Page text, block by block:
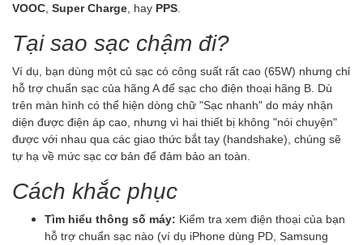
VOOC Super Charge , hay PPS
Tại sao sạc chậm đi?
Ví dụ, bạn dùng một củ sạc có công suất rất cao (65W) nhưng chỉ
hỗ trợ chuẩn sạc của hãng A để sạc cho điện thoại hãng B. Dù
trên màn hình có thể hiện dòng chữ "Sạc nhanh" do máy nhận
diện được điện áp cao, nhưng vì hai thiết bị không "nói chuyện"
được với nhau qua các giao thức bắt tay (handshake), chúng sẽ
tự hạ về mức sạc cơ bản để đảm bảo an toàn.
Cách khắc phục
Tìm hiểu thông số máy: Kiểm tra xem điện thoại của bạn
hỗ trợ chuẩn sạc nào (ví dụ iPhone dùng PD, Samsung